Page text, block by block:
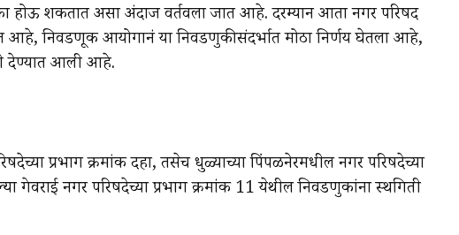
होऊ शकतात असा अंदाज वर्तवला जात आहे. दरम्यान आता नगर परिषद
आहे, निवडणूक आयोगानं या निवडणुकीसंदर्भात मोठा निर्णय घेतला आहे,
देण्यात आली आहे.
प्रभाग क्रमांक दहा, तसेच धुळ्याच्या पिंपळनेरमधील नगर परिषदेच्या
गेवराई नगर परिषदेच्या प्रभाग क्रमांक 11 येथील निवडणुकांना स्थगिती